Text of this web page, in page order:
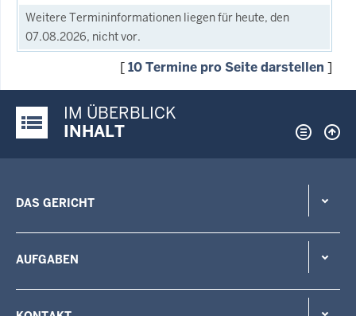
Weitere Termininformationen liegen für heute, den
07.08.2026, nicht vor.
[10 Termine pro Seite darstellen ]
Justiz-Portal im Überblick:
IM ÜBERBLICK
INHALT
DAS GERICHT
AUFGABEN